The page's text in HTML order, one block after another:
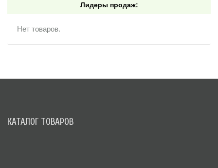
Лидеры продаж:
Нет товаров.
КАТАЛОГ ТОВАРОВ